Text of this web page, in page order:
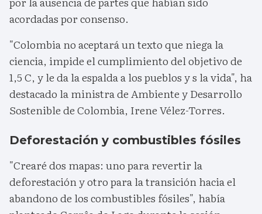
acordadas por consenso.
"Colombia no aceptará un texto que niega la
ciencia, impide el cumplimiento del objetivo de
1,5 C, y le da la espalda a los pueblos y s la vida", ha
destacado la ministra de Ambiente y Desarrollo
Sostenible de Colombia, Irene Vélez-Torres.
Deforestación y combustibles fósiles
"Crearé dos mapas: uno para revertir la
deforestación y otro para la transición hacia el
abandono de los combustibles fósiles", había